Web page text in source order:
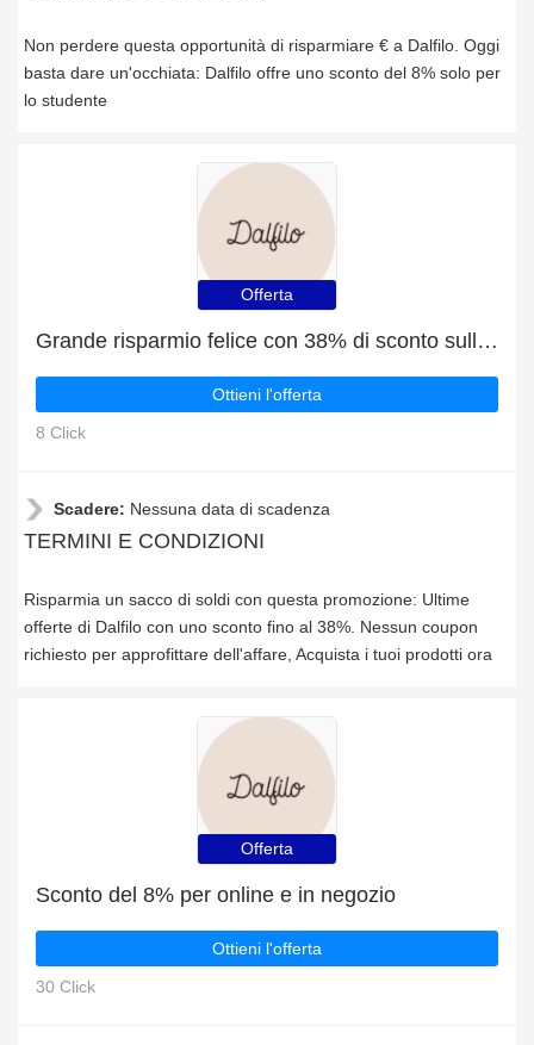
Non perdere questa opportunità di risparmiare € a Dalfilo. Oggi
basta dare un'occhiata: Dalfilo offre uno sconto del 8% solo per
lo studente
Offerta
Grande risparmio felice con 38% di sconto sulle ultime offerte
Ottieni l'offerta
8 Click
Scadere: Nessuna data di scadenza
TERMINI E CONDIZIONI
Risparmia un sacco di soldi con questa promozione: Ultime
offerte di Dalfilo con uno sconto fino al 38%. Nessun coupon
richiesto per approfittare dell'affare, Acquista i tuoi prodotti ora
Offerta
Sconto del 8% per online e in negozio
Ottieni l'offerta
30 Click